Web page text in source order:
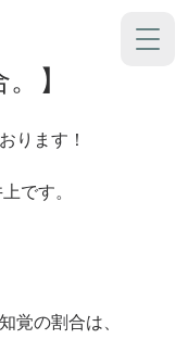
】
ります！
です。
覚の割合は、